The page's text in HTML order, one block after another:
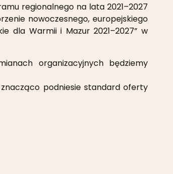
regionalnego na lata 2021–2027
nowoczesnego, europejskiego
dla Warmii i Mazur 2021–2027” w
organizacyjnych będziemy
podniesie standard oferty